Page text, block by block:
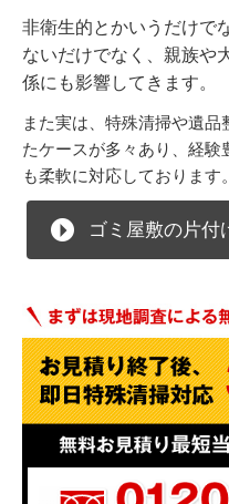
非衛生的とかいうだけで
ないだけでなく、親族や
係にも影響してきます。
また実は、特殊清掃や遺
たケースが多々あり、経
も柔軟に対応しております。
ゴミ屋敷の片付